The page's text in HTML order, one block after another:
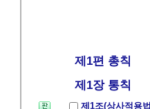
제1편 총칙
제1장 통칙
제1조(상사적용